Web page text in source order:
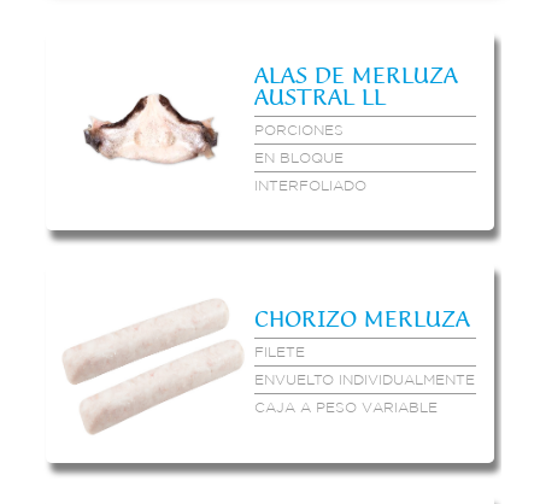
ALAS DE MERLUZA
AUSTRAL LL
PORCIONES
EN BLOQUE
INTERFOLIADO
CHORIZO MERLUZA
FILETE
ENVUELTO INDIVIDUALMENTE
CAJA A PESO VARIABLE